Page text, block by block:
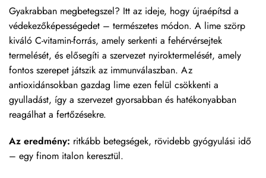
Gyakrabban megbetegszel? Itt az ideje, hogy újraépítsd a
védekezőképességedet – természetes módon. A lime szörp
kiváló C-vitamin-forrás, amely serkenti a fehérvérsejtek
termelését, és elősegíti a szervezet nyiroktermelését, amely
fontos szerepet játszik az immunválaszban. Az
antioxidánsokban gazdag lime ezen felül csökkenti a
gyulladást, így a szervezet gyorsabban és hatékonyabban
reagálhat a fertőzésekre.
Az eredmény: ritkább betegségek, rövidebb gyógyulási idő
– egy finom italon keresztül.